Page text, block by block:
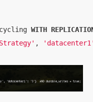
WITH
,